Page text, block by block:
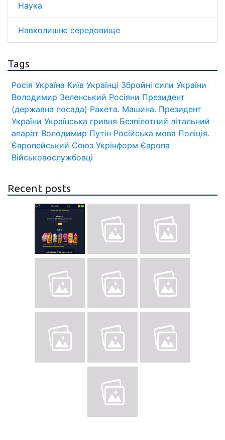
Наука
Навколишнє середовище
Tags
Росія Україна Київ Українці Збройні сили України
Володимир Зеленський Росіяни Президент
(державна посада) Ракета. Машина. Президент
України Українська гривня Безпілотний літальний
апарат Володимир Путін Російська мова Поліція.
Європейський Союз Укрінформ Європа
Військовослужбовці
Recent posts